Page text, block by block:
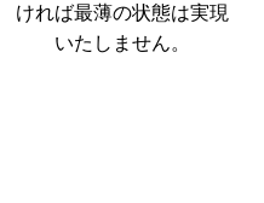
ければ最薄の状態は実現
いたしません。